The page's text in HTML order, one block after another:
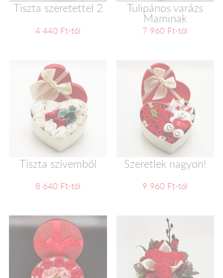
Tiszta szeretettel 2
4 440 Ft-tól
Tulipános varázs
Maminak
7 960 Ft-tól
Tiszta szívemből
8 640 Ft-tól
Szeretlek nagyon!
9 960 Ft-tól